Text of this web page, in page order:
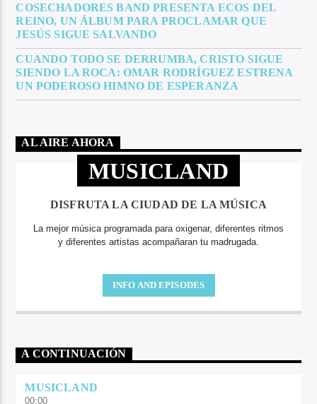
COSECHADORES BAND PRESENTA ECOS DEL
REINO, UN ÁLBUM PARA PROCLAMAR QUE
JESÚS SIGUE SALVANDO
CUANDO TODO SE DERRUMBA, CRISTO SIGUE
SIENDO LA ROCA: OMAR RODRÍGUEZ ESTRENA
UN PODEROSO HIMNO DE ESPERANZA
AL AIRE AHORA
MUSICLAND
DISFRUTA LA CIUDAD DE LA MÚSICA
La mejor música programada para oxigenar, diferentes ritmos
y diferentes artistas acompañaran tu madrugada.
INFO AND EPISODES
A CONTINUACIÓN
MUSICLAND
00:00